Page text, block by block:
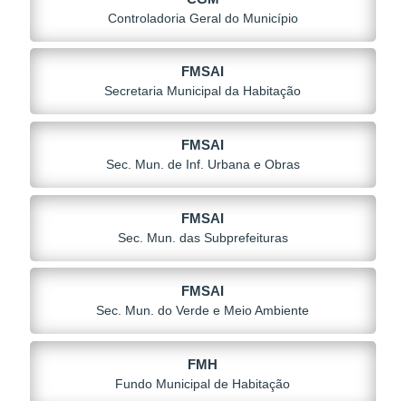
Controladoria Geral do Município
FMSAI
Secretaria Municipal da Habitação
FMSAI
Sec. Mun. de Inf. Urbana e Obras
FMSAI
Sec. Mun. das Subprefeituras
FMSAI
Sec. Mun. do Verde e Meio Ambiente
FMH
Fundo Municipal de Habitação